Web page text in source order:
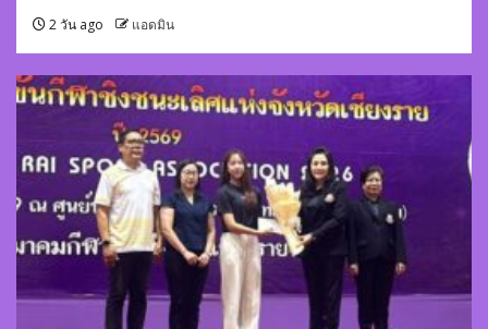
2 วัน ago แอดมิน